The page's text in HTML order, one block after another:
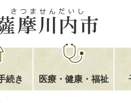
続き 医療・健康・福祉